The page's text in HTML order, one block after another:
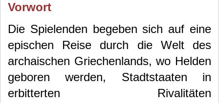
Vorwort
Die Spielenden begeben sich auf eine
epischen Reise durch die Welt des
archaischen Griechenlands, wo Helden
geboren werden, Stadtstaaten in
erbitterten Rivalitäten